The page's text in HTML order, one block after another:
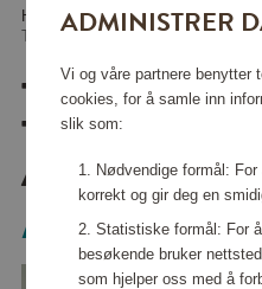
Hjem /Sikkerhet/Annen
TagBird Smart Tracker iOS &
TAGBIRD
TRACKER IOS
ANDRIOD 4-
Aqiila
ADMINISTRER
Vi og våre partnere benytter
cookies, for å samle inn
slik som:
Nødvendige formål:
korrekt og gir deg en
Statistiske formål: For
besøkende bruker
som hjelper oss med å